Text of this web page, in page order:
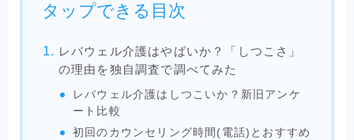
タップできる目次
レバウェル介護はやばいか？「しつこさ」
の理由を独自調査で調べてみた
レバウェル介護はしつこいか？新旧アンケ
ート比較
初回のカウンセリング時間(電話)とおすすめ